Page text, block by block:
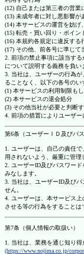
(12) 自己または第三者の営
(13) 未成年者に対し悪影響が
(14) 本サービスの運営を妨
(15) 転売・買い回り・ポイ
(16) 本規約各規定に違反する
(17) その他、前各号に準じ
2. 前項の禁止事項に該当す
について説明する義務を負い
3. 当社は、ユーザーの行為
ることなく、以下の各号のい
(1) 本サービスの利用制限も
(2) 本サービスの退会処分
(3) その他当社が必要と判断
4. 前項の措置によりユーザー
第6条（ユーザーＩＤ及びパ
1. ユーザーは、自己の責任
用されないよう、厳重に管理
2. ユーザーID及びパスワー
みなします。
3. 当社は、ユーザーID及び
せん。
4. ユーザーは、本サービス
させる等の行為をすることは
第7条（個人情報の取扱い）
1. 当社は、業務を通じ知り
(https://www.nojima.co.jp/